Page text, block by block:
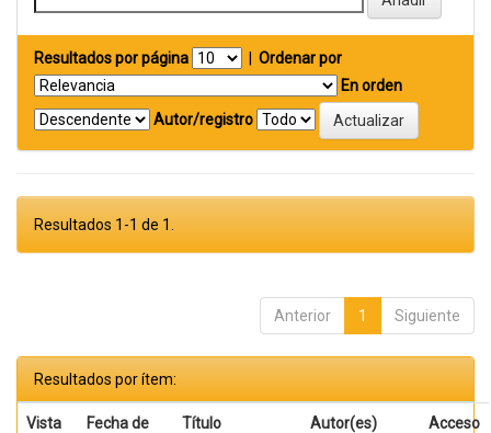
Resultados por página
Ordenar por
En orden
Autor/registro
Resultados 1-1 de 1.
Anterior 1 Siguiente
Resultados por ítem:
Vista
Fecha de
Título Autor(es) Acceso